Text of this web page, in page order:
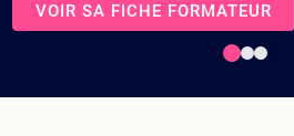
VOIR SA FICHE FORMATEUR